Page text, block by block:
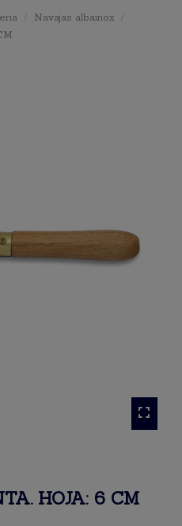
Navajas albainox
HOJA: 6 CM